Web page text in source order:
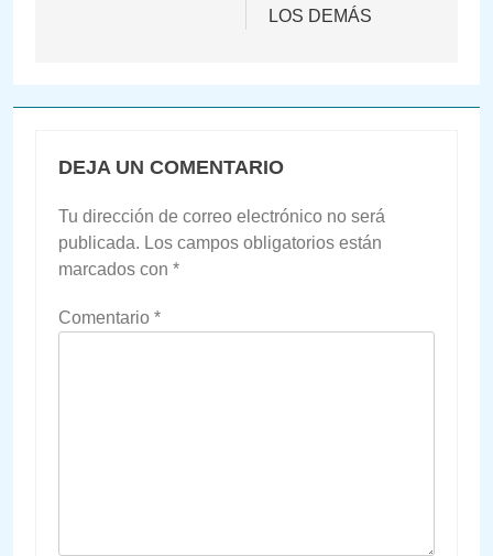
LOS DEMÁS
DEJA UN COMENTARIO
Tu dirección de correo electrónico no será
publicada. Los campos obligatorios están
marcados con *
Comentario *